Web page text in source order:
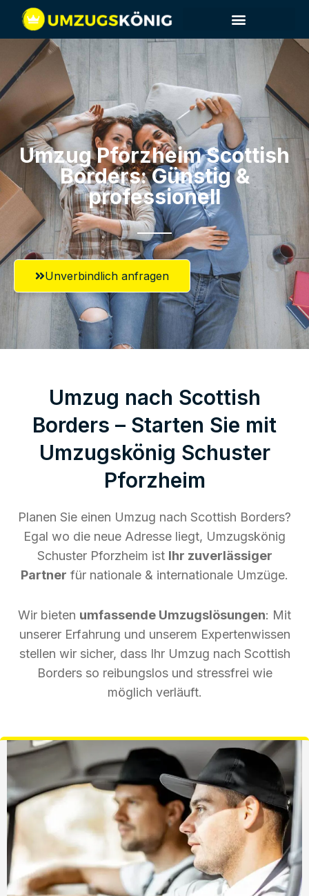
Umzug Pforzheim​ Scottish
Borders: Günstig &
professionell​
Unverbindlich anfragen
Umzug nach Scottish
Borders – Starten Sie mit
Umzugskönig Schuster
Pforzheim
Planen Sie einen Umzug nach Scottish Borders?
Egal wo die neue Adresse liegt, Umzugskönig
Schuster Pforzheim ist Ihr zuverlässiger
Partner für nationale & internationale Umzüge.
Wir bieten umfassende Umzugslösungen: Mit
unserer Erfahrung und unserem Expertenwissen
stellen wir sicher, dass Ihr Umzug nach Scottish
Borders so reibungslos und stressfrei wie
möglich verläuft.